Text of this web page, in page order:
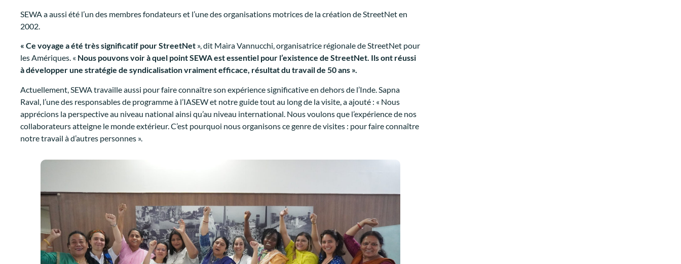
SEWA a aussi été l’un des membres fondateurs et l’une des organisations motrices de la création de StreetNet en
2002.
« Ce voyage a été très significatif pour StreetNet », dit Maìra Vannucchi, organisatrice régionale de StreetNet pour
les Amériques. « Nous pouvons voir à quel point SEWA est essentiel pour l’existence de StreetNet. Ils ont réussi
à développer une stratégie de syndicalisation vraiment efficace, résultat du travail de 50 ans ».
Actuellement, SEWA travaille aussi pour faire connaître son expérience significative en dehors de l’Inde. Sapna
Raval, l’une des responsables de programme à l’IASEW et notre guide tout au long de la visite, a ajouté : « Nous
apprécions la perspective au niveau national ainsi qu’au niveau international. Nous voulons que l’expérience de nos
collaborateurs atteigne le monde extérieur. C’est pourquoi nous organisons ce genre de visites : pour faire connaître
notre travail à d’autres personnes ».